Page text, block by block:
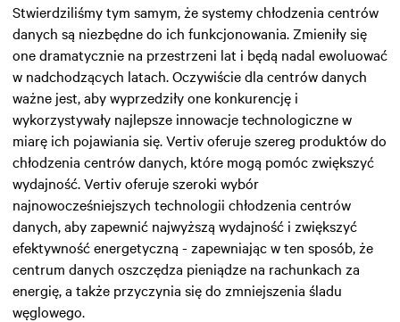
Stwierdziliśmy tym samym, że systemy chłodzenia centrów
danych są niezbędne do ich funkcjonowania. Zmieniły się
one dramatycznie na przestrzeni lat i będą nadal ewoluować
w nadchodzących latach. Oczywiście dla centrów danych
ważne jest, aby wyprzedziły one konkurencję i
wykorzystywały najlepsze innowacje technologiczne w
miarę ich pojawiania się. Vertiv oferuje szereg produktów do
chłodzenia centrów danych, które mogą pomóc zwiększyć
wydajność. Vertiv oferuje szeroki wybór
najnowocześniejszych technologii chłodzenia centrów
danych, aby zapewnić najwyższą wydajność i zwiększyć
efektywność energetyczną - zapewniając w ten sposób, że
centrum danych oszczędza pieniądze na rachunkach za
energię, a także przyczynia się do zmniejszenia śladu
węglowego.